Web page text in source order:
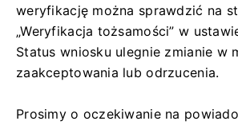
weryfikację można sprawdzić na
„Weryfikacja tożsamości” w
Status wniosku ulegnie zmianie w
zaakceptowania lub odrzucenia.
Prosimy o oczekiwanie na